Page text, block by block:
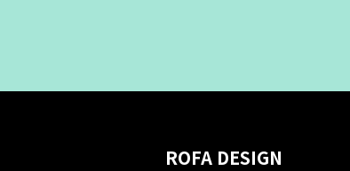
ROFA DESIGN